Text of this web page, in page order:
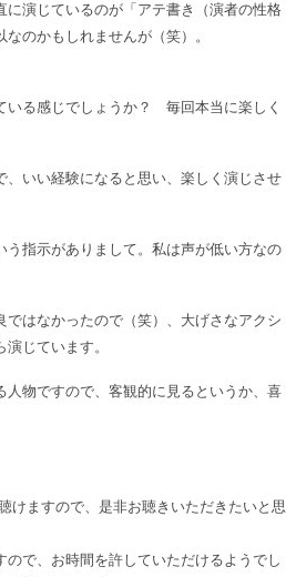
に演じているのが「アテ書き（演者の性格
のかもしれませんが（笑）。
いる感じでしょうか？ 毎回本当に楽しく
、いい経験になると思い、楽しく演じさせ
指示がありまして。私は声が低い方なの
ではなかったので（笑）、大げさなアクシ
じています。
人物ですので、客観的に見るというか、喜
けますので、是非お聴きいただきたいと思
で、お時間を許していただけるようでし